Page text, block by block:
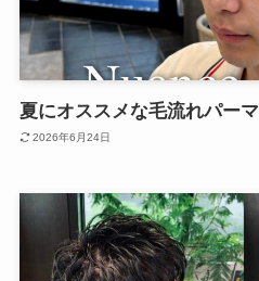
夏にオススメな毛流れパー
2026年6月24日